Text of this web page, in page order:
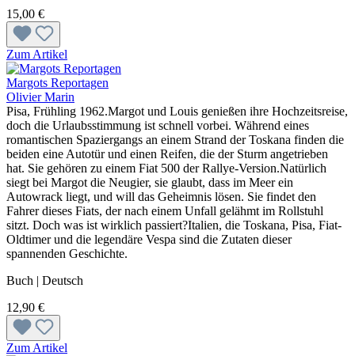
15,00 €
Zum Artikel
Margots Reportagen
Olivier Marin
Pisa, Frühling 1962.Margot und Louis genießen ihre Hochzeitsreise,
doch die Urlaubsstimmung ist schnell vorbei. Während eines
romantischen Spaziergangs an einem Strand der Toskana finden die
beiden eine Autotür und einen Reifen, die der Sturm angetrieben
hat. Sie gehören zu einem Fiat 500 der Rallye-Version.Natürlich
siegt bei Margot die Neugier, sie glaubt, dass im Meer ein
Autowrack liegt, und will das Geheimnis lösen. Sie findet den
Fahrer dieses Fiats, der nach einem Unfall gelähmt im Rollstuhl
sitzt. Doch was ist wirklich passiert?Italien, die Toskana, Pisa, Fiat-
Oldtimer und die legendäre Vespa sind die Zutaten dieser
spannenden Geschichte.
Buch | Deutsch
12,90 €
Zum Artikel